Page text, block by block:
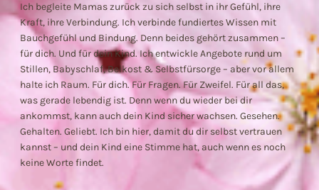
Ich begleite Mamas zurück zu sich selbst in ihr Gefühl, ihre
Kraft, ihre Verbindung. Ich verbinde fundiertes Wissen mit
Bauchgefühl und Bindung. Denn beides gehört zusammen –
für dich. Und für dein Kind. Ich entwickle Angebote rund um
Stillen, Babyschlaf, Beikost & Selbstfürsorge – aber vor allem
halte ich Raum. Für dich. Für Fragen. Für Zweifel. Für all das,
was gerade lebendig ist. Denn wenn du wieder bei dir
ankommst, kann auch dein Kind sicher wachsen. Gesehen.
Gehalten. Geliebt. Ich bin hier, damit du dir selbst vertrauen
kannst – und dein Kind eine Stimme hat, auch wenn es noch
keine Worte findet.